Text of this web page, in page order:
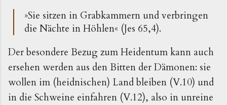
»Sie sitzen in Grabkammern und verbringen
die Nächte in Höhlen« (Jes 65,4).
Der besondere Bezug zum Heidentum kann auch
ersehen werden aus den Bitten der Dämonen: sie
wollen im (heidnischen) Land bleiben (V.10) und
in die Schweine einfahren (V.12), also in unreine